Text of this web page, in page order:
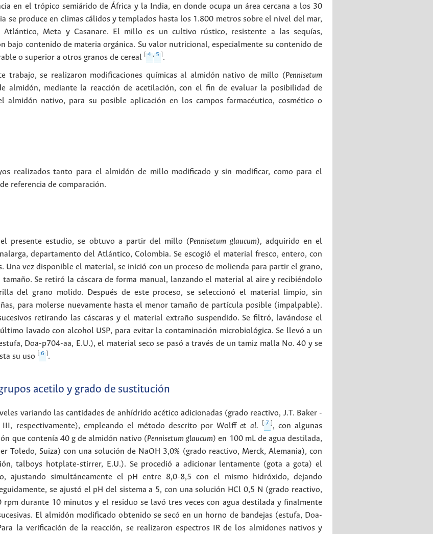
en el trópico semiárido de África y la India, en donde ocupa un área cercana a los 30
se produce en climas cálidos y templados hasta los 1.800 metros sobre el nivel del mar,
Atlántico, Meta y Casanare. El millo es un cultivo rústico, resistente a las sequías,
bajo contenido de materia orgánica. Su valor nutricional, especialmente su contenido de
o superior a otros granos de cereal
4 , 5 .
trabajo, se realizaron modificaciones químicas al almidón nativo de millo (Pennisetum
almidón, mediante la reacción de acetilación, con el fin de evaluar la posibilidad de
almidón nativo, para su posible aplicación en los campos farmacéutico, cosmético o
realizados tanto para el almidón de millo modificado y sin modificar, como para el
referencia de comparación.
presente estudio, se obtuvo a partir del millo (Pennisetum glaucum), adquirido en el
departamento del Atlántico, Colombia. Se escogió el material fresco, entero, con
Una vez disponible el material, se inició con un proceso de molienda para partir el grano,
Se retiró la cáscara de forma manual, lanzando el material al aire y recibiéndolo
del grano molido. Después de este proceso, se seleccionó el material limpio, sin
para molerse nuevamente hasta el menor tamaño de partícula posible (impalpable).
retirando las cáscaras y el material extraño suspendido. Se filtró, lavándose el
lavado con alcohol USP, para evitar la contaminación microbiológica. Se llevó a un
Doa-p704-aa, E.U.), el material seco se pasó a través de un tamiz malla No. 40 y se
su uso
6 .
acetilo y grado de sustitución
variando las cantidades de anhídrido acético adicionadas (grado reactivo, J.T. Baker -
respectivamente), empleando el método descrito por Wolffet al. 7
, con algunas
que contenía 40 g de almidón nativo (Pennisetum glaucum) en 100 mL de agua destilada,
Toledo, Suiza) con una solución de NaOH 3,0% (grado reactivo, Merck, Alemania), con
talboys hotplate-stirrer, E.U.). Se procedió a adicionar lentamente (gota a gota) el
ajustando simultáneamente el pH entre 8,0-8,5 con el mismo hidróxido, dejando
se ajustó el pH del sistema a 5, con una solución HCl 0,5 N (grado reactivo,
rpm durante 10 minutos y el residuo se lavó tres veces con agua destilada y finalmente
El almidón modificado obtenido se secó en un horno de bandejas (estufa, Doa-
la verificación de la reacción, se realizaron espectros IR de los almidones nativos y